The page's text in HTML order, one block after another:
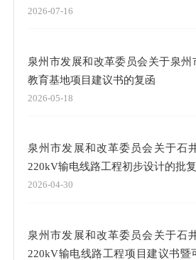
2026-07-16
泉州市发展和改革委员会关于泉
教育基地项目建议书的复函
2026-05-18
泉州市发展和改革委员会关于石
220kV输电线路工程初步设计的批复
2026-04-30
泉州市发展和改革委员会关于石
220kV输电线路工程项目建议书暨